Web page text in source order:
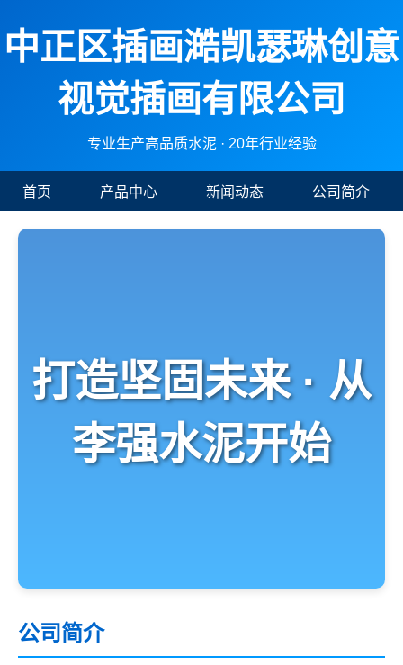
中正区插画澔凯瑟琳创意
视觉插画有限公司
专业生产高品质水泥 · 20年行业经验
首页 产品中心 新闻动态 公司简介
打造坚固未来 · 从
李强水泥开始
公司简介